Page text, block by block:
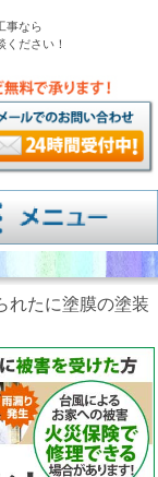
事なら
ださい！
れたに塗膜の塗装